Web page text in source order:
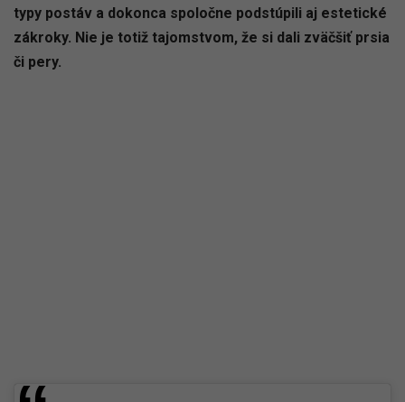
typy postáv a dokonca spoločne podstúpili aj estetické
zákroky. Nie je totiž tajomstvom, že si dali zväčšiť prsia
či pery.